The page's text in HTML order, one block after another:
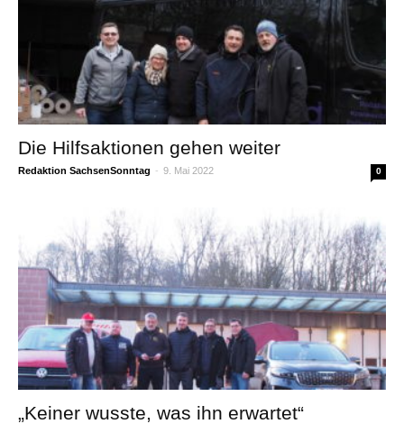
Die Hilfsaktionen gehen weiter
Redaktion SachsenSonntag - 9. Mai 2022 0
„Keiner wusste, was ihn erwartet“